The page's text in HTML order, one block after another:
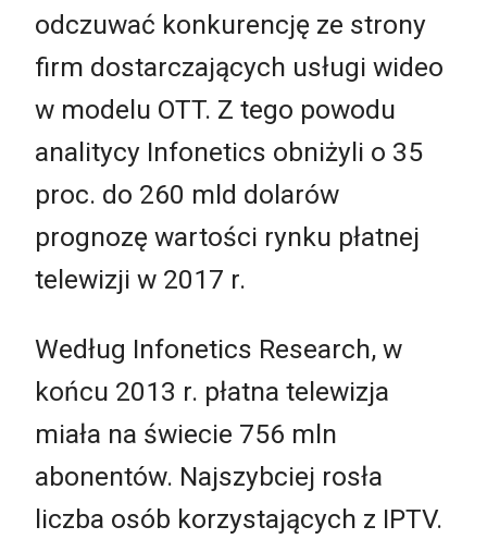
odczuwać konkurencję ze strony
firm dostarczających usługi wideo
w modelu OTT. Z tego powodu
analitycy Infonetics obniżyli o 35
proc. do 260 mld dolarów
prognozę wartości rynku płatnej
telewizji w 2017 r.
Według Infonetics Research, w
końcu 2013 r. płatna telewizja
miała na świecie 756 mln
abonentów. Najszybciej rosła
liczba osób korzystających z IPTV.